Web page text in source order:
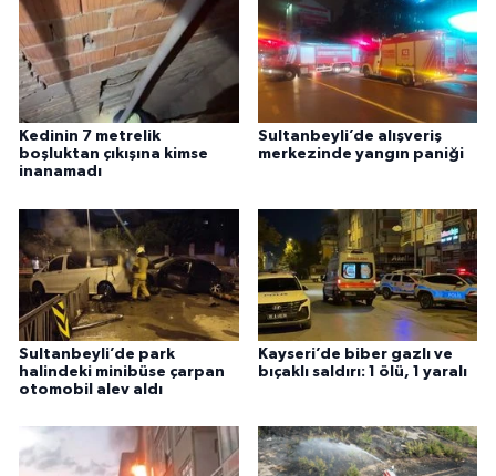
Kedinin 7 metrelik
boşluktan çıkışına kimse
inanamadı
Sultanbeyli’de alışveriş
merkezinde yangın paniği
Sultanbeyli’de park
halindeki minibüse çarpan
otomobil alev aldı
Kayseri’de biber gazlı ve
bıçaklı saldırı: 1 ölü, 1 yaralı